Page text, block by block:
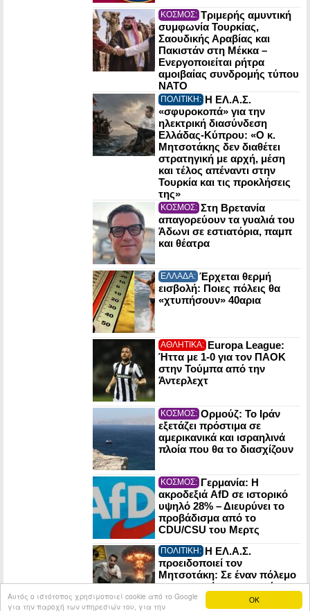
OK
Αυτός ο ιστότοπος χρησιμοποιεί cookie από το Google
για την παροχή των υπηρεσιών του, για την
ΚΟΣΜΟΣ: Τριμερής αμυντική
συμφωνία Τουρκίας,
Σαουδικής Αραβίας και
Πακιστάν στη Μέκκα –
Ενεργοποιείται ρήτρα
αμοιβαίας συνδρομής τύπου
NATO
ΠΟΛΙΤΙΚΗ: Η ΕΛ.Α.Σ.
«σφυροκοπά» για την
ηλεκτρική διασύνδεση
Ελλάδας-Κύπρου: «Ο κ.
Μητσοτάκης δεν διαθέτει
στρατηγική με αρχή, μέση
και τέλος απέναντι στην
Τουρκία και τις προκλήσεις
της»
ΚΟΣΜΟΣ: Στη Βρετανία
απαγορεύουν τα γυαλιά του
Άδωνι σε εστιατόρια, παμπ
και θέατρα
ΕΛΛΑΔΑ: Έρχεται θερμή
εισβολή: Ποιες πόλεις θα
«χτυπήσουν» 40αρια
ΑΘΛΗΤΙΚΑ: Europa League:
Ήττα με 1-0 για τον ΠΑΟΚ
στην Τούμπα από την
Άντερλεχτ
ΚΟΣΜΟΣ: Ορμούζ: Το Ιράν
εξετάζει πρόστιμα σε
αμερικανικά και ισραηλινά
πλοία που θα το διασχίζουν
ΚΟΣΜΟΣ: Γερμανία: Η
ακροδεξιά AfD σε ιστορικό
υψηλό 28% – Διευρύνει το
προβάδισμα από το
CDU/CSU του Μερτς
ΠΟΛΙΤΙΚΗ: Η ΕΛ.Α.Σ.
προειδοποιεί τον
Μητσοτάκη: Σε έναν πόλεμο
οι πυρηνικές εγκαταστάσεις
μπορούν να γίνουν στόχος